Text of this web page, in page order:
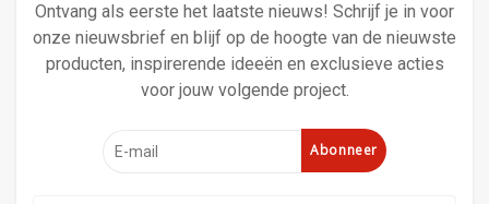
Ontvang als eerste het laatste nieuws! Schrijf je in voor
onze nieuwsbrief en blijf op de hoogte van de nieuwste
producten, inspirerende ideeën en exclusieve acties
voor jouw volgende project.
Abonneer